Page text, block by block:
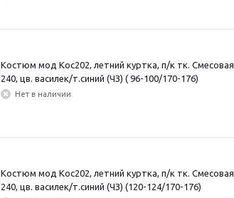
Костюм мод Кос202, летний куртка, п/к тк. Смесовая
240, цв. василек/т.синий (ЧЗ) ( 96-100/170-176)
Нет в наличии
Костюм мод Кос202, летний куртка, п/к тк. Смесовая
240, цв. василек/т.синий (ЧЗ) (120-124/170-176)